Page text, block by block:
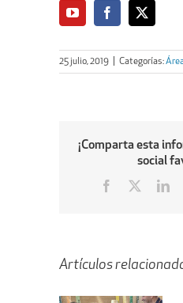
25 julio, 2019 Categorías:
¡Comparta esta
social
Facebook
Artículos